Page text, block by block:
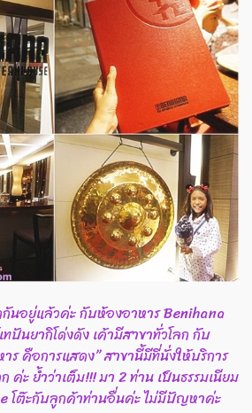
นอยู่แล้วค่ะ กับห้องอาหาร Benihana
ปันยากิโด่งดัง เค้ามีสาขาทั่วโลก กับ
ร คือการแสดง” สาขานี้มีที่นั่งให้บริการ
ค่ะ ย้ำว่าเต็ม!!! มา 2 ท่าน เป็นธรรมเนียม
โต๊ะกับลูกค้าท่านอื่นค่ะ ไม่มีปัญหาค่ะ